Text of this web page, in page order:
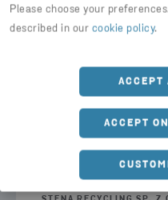
Please choose your
described in our cookie policy.
ACCEPT
ACCEPT
STELLENANGEBOTE